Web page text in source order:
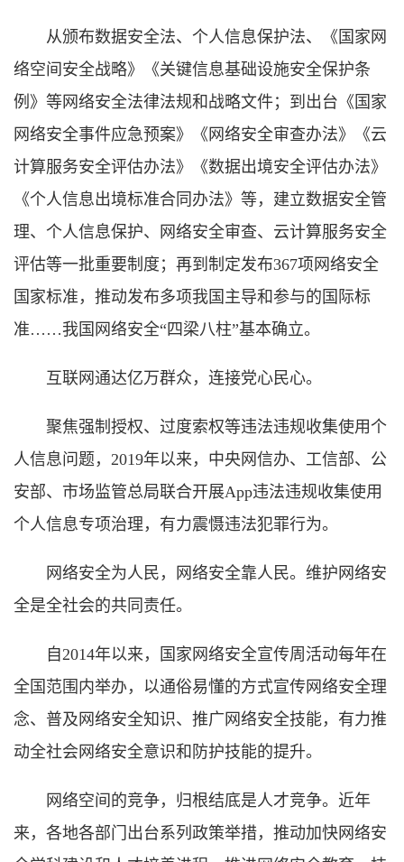
从颁布数据安全法、个人信息保护法、《国家网
络空间安全战略》《关键信息基础设施安全保护条
例》等网络安全法律法规和战略文件；到出台《国家
网络安全事件应急预案》《网络安全审查办法》《云
计算服务安全评估办法》《数据出境安全评估办法》
《个人信息出境标准合同办法》等，建立数据安全管
理、个人信息保护、网络安全审查、云计算服务安全
评估等一批重要制度；再到制定发布367项网络安全
国家标准，推动发布多项我国主导和参与的国际标
准……我国网络安全“四梁八柱”基本确立。
互联网通达亿万群众，连接党心民心。
聚焦强制授权、过度索权等违法违规收集使用个
人信息问题，2019年以来，中央网信办、工信部、公
安部、市场监管总局联合开展App违法违规收集使用
个人信息专项治理，有力震慑违法犯罪行为。
网络安全为人民，网络安全靠人民。维护网络安
全是全社会的共同责任。
自2014年以来，国家网络安全宣传周活动每年在
全国范围内举办，以通俗易懂的方式宣传网络安全理
念、普及网络安全知识、推广网络安全技能，有力推
动全社会网络安全意识和防护技能的提升。
网络空间的竞争，归根结底是人才竞争。近年
来，各地各部门出台系列政策举措，推动加快网络安